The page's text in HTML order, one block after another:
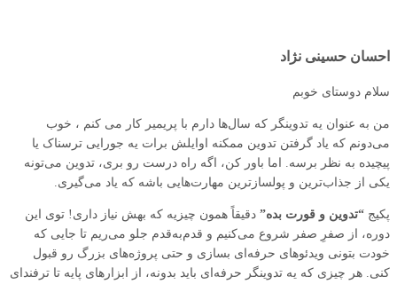
احسان حسینی نژاد
سلام دوستای خوبم
من به‌ عنوان یه تدوینگر که سال‌ها دارم با پریمیر کار می کنم ، خوب
می‌دونم که یاد گرفتن تدوین ممکنه اوایلش برات یه جورایی ترسناک یا
پیچیده به نظر برسه. اما باور کن، اگه راه درست رو بری، تدوین می‌تونه
یکی از جذاب‌ترین و پولسازترین مهارت‌هایی باشه که یاد می‌گیری.
پکیج “تدوین و قورت بده” دقیقاً همون چیزیه که بهش نیاز داری! توی این
دوره، از صفرِ صفر شروع می‌کنیم و قدم‌به‌قدم جلو می‌ریم تا جایی که
خودت بتونی ویدئوهای حرفه‌ای بسازی و حتی پروژه‌های بزرگ رو قبول
کنی. هر چیزی که یه تدوینگر حرفه‌ای باید بدونه، از ابزارهای پایه تا ترفندای